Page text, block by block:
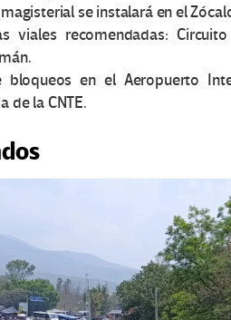
se instalará en el
viales recomendadas:
bloqueos en el Aeropuerto
de la CNTE.